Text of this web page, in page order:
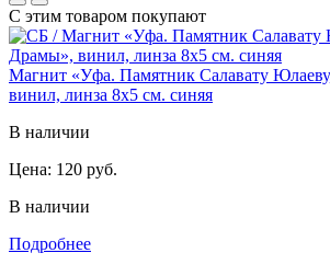
С этим товаром покупают
Магнит «Уфа. Памятник Салавату
винил, линза 8х5 см. синяя
В наличии
Цена: 120 руб.
В наличии
Подробнее